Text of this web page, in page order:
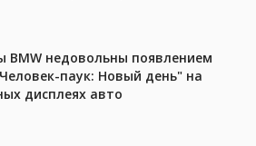
BMW недовольны появлением
паук: Новый день" на
дисплеях авто